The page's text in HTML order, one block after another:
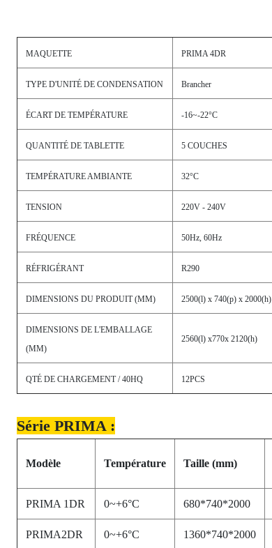
MAQUETTE PRIMA 4DR
TYPE D'UNITÉ DE CONDENSATION Brancher
ÉCART DE TEMPÉRATURE -16~-22°C
QUANTITÉ DE TABLETTE 5 COUCHES
TEMPÉRATURE AMBIANTE 32°C
TENSION 220V - 240V
FRÉQUENCE 50Hz, 60Hz
RÉFRIGÉRANT R290
DIMENSIONS DU PRODUIT (MM) 2500(l) x 740(p) x 2000(h)
DIMENSIONS DE L'EMBALLAGE
(MM)
2560(l) x770x 2120(h)
QTÉ DE CHARGEMENT / 40HQ 12PCS
Série PRIMA :
Modèle Température Taille (mm)
PRIMA 1DR 0~+6°C 680*740*2000
PRIMA2DR 0~+6°C 1360*740*2000